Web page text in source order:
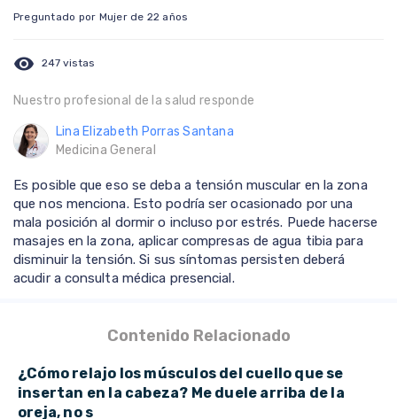
Preguntado por Mujer de 22 años
visibility 247 vistas
Nuestro profesional de la salud responde
Lina Elizabeth Porras Santana
Medicina General
Es posible que eso se deba a tensión muscular en la zona
que nos menciona. Esto podría ser ocasionado por una
mala posición al dormir o incluso por estrés. Puede hacerse
masajes en la zona, aplicar compresas de agua tibia para
disminuir la tensión. Si sus síntomas persisten deberá
acudir a consulta médica presencial.
Contenido Relacionado
¿Cómo relajo los músculos del cuello que se
insertan en la cabeza? Me duele arriba de la
oreja, no s